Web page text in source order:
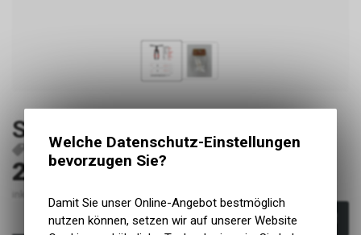
Schutzfolie Gabel 2.0 glanz
7649988118807
27.90 CHF
In den Warenkorb
Welche Datenschutz-Einstellungen
bevorzugen Sie?
Damit Sie unser Online-Angebot bestmöglich
nutzen können, setzen wir auf unserer Website